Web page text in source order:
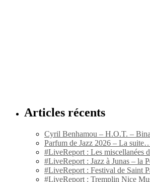
Articles récents
Cyril Benhamou – H.O.T. –
Parfum de Jazz 2026 – La
#LiveReport : Les miscellanées
#LiveReport : Jazz à Junas – la
#LiveReport : Festival de Saint
#LiveReport : Tremplin Nice